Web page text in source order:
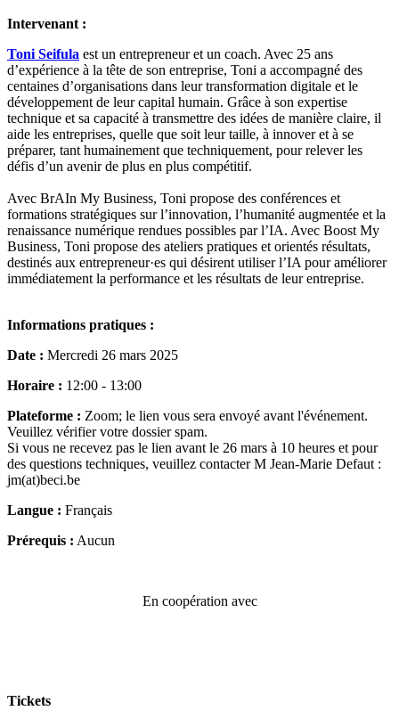
Intervenant :
Toni Seifula est un entrepreneur et un coach. Avec 25 ans
d’expérience à la tête de son entreprise, Toni a accompagné des
centaines d’organisations dans leur transformation digitale et le
développement de leur capital humain. Grâce à son expertise
technique et sa capacité à transmettre des idées de manière claire, il
aide les entreprises, quelle que soit leur taille, à innover et à se
préparer, tant humainement que techniquement, pour relever les
défis d’un avenir de plus en plus compétitif.
Avec BrAIn My Business, Toni propose des conférences et
formations stratégiques sur l’innovation, l’humanité augmentée et la
renaissance numérique rendues possibles par l’IA. Avec Boost My
Business, Toni propose des ateliers pratiques et orientés résultats,
destinés aux entrepreneur·es qui désirent utiliser l’IA pour améliorer
immédiatement la performance et les résultats de leur entreprise.
Informations pratiques :
Date : Mercredi 26 mars 2025
Horaire : 12:00 - 13:00
Plateforme : Zoom; le lien vous sera envoyé avant l'événement.
Veuillez vérifier votre dossier spam.
Si vous ne recevez pas le lien avant le 26 mars à 10 heures et pour
des questions techniques, veuillez contacter M Jean-Marie Defaut :
jm(at)beci.be
Langue : Français
Prérequis : Aucun
En coopération avec
Tickets